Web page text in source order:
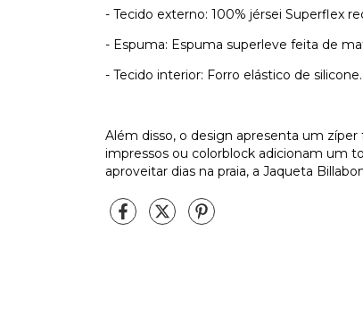
- Tecido externo: 100% jérsei Superflex
- Espuma: Espuma superleve feita de
- Tecido interior: Forro elástico de silicone.
Além disso, o design apresenta um zíper
impressos ou colorblock adicionam um
aproveitar dias na praia, a Jaqueta